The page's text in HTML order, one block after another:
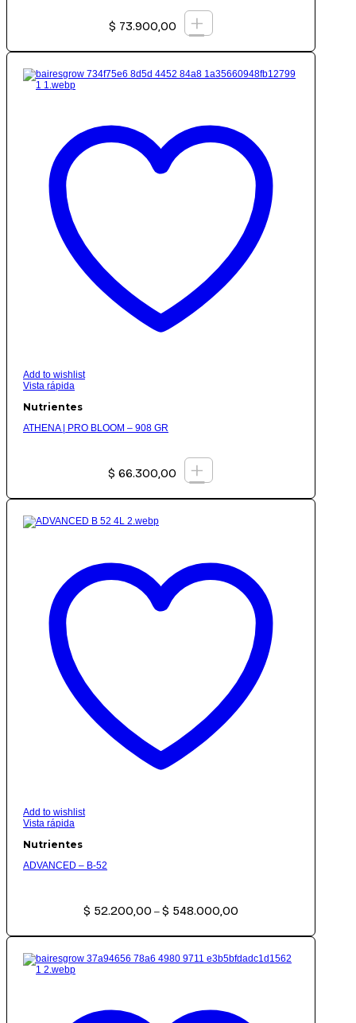
$ 73.900,00 +
Add to wishlist
Vista rápida
Nutrientes
ATHENA | PRO BLOOM – 908 GR
$ 66.300,00 +
Add to wishlist
Vista rápida
Nutrientes
ADVANCED – B-52
$ 52.200,00 – $ 548.000,00de
hasta
$ 548.000,00